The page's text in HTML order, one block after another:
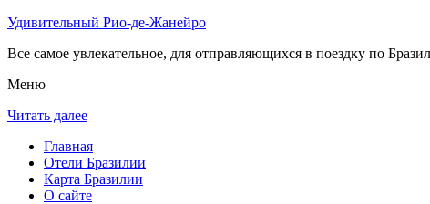
Удивительный Рио-де-Жанейро
Все самое увлекательное, для отправляющихся в поездку по
Меню
Читать далее
Главная
Отели Бразилии
Карта Бразилии
О сайте